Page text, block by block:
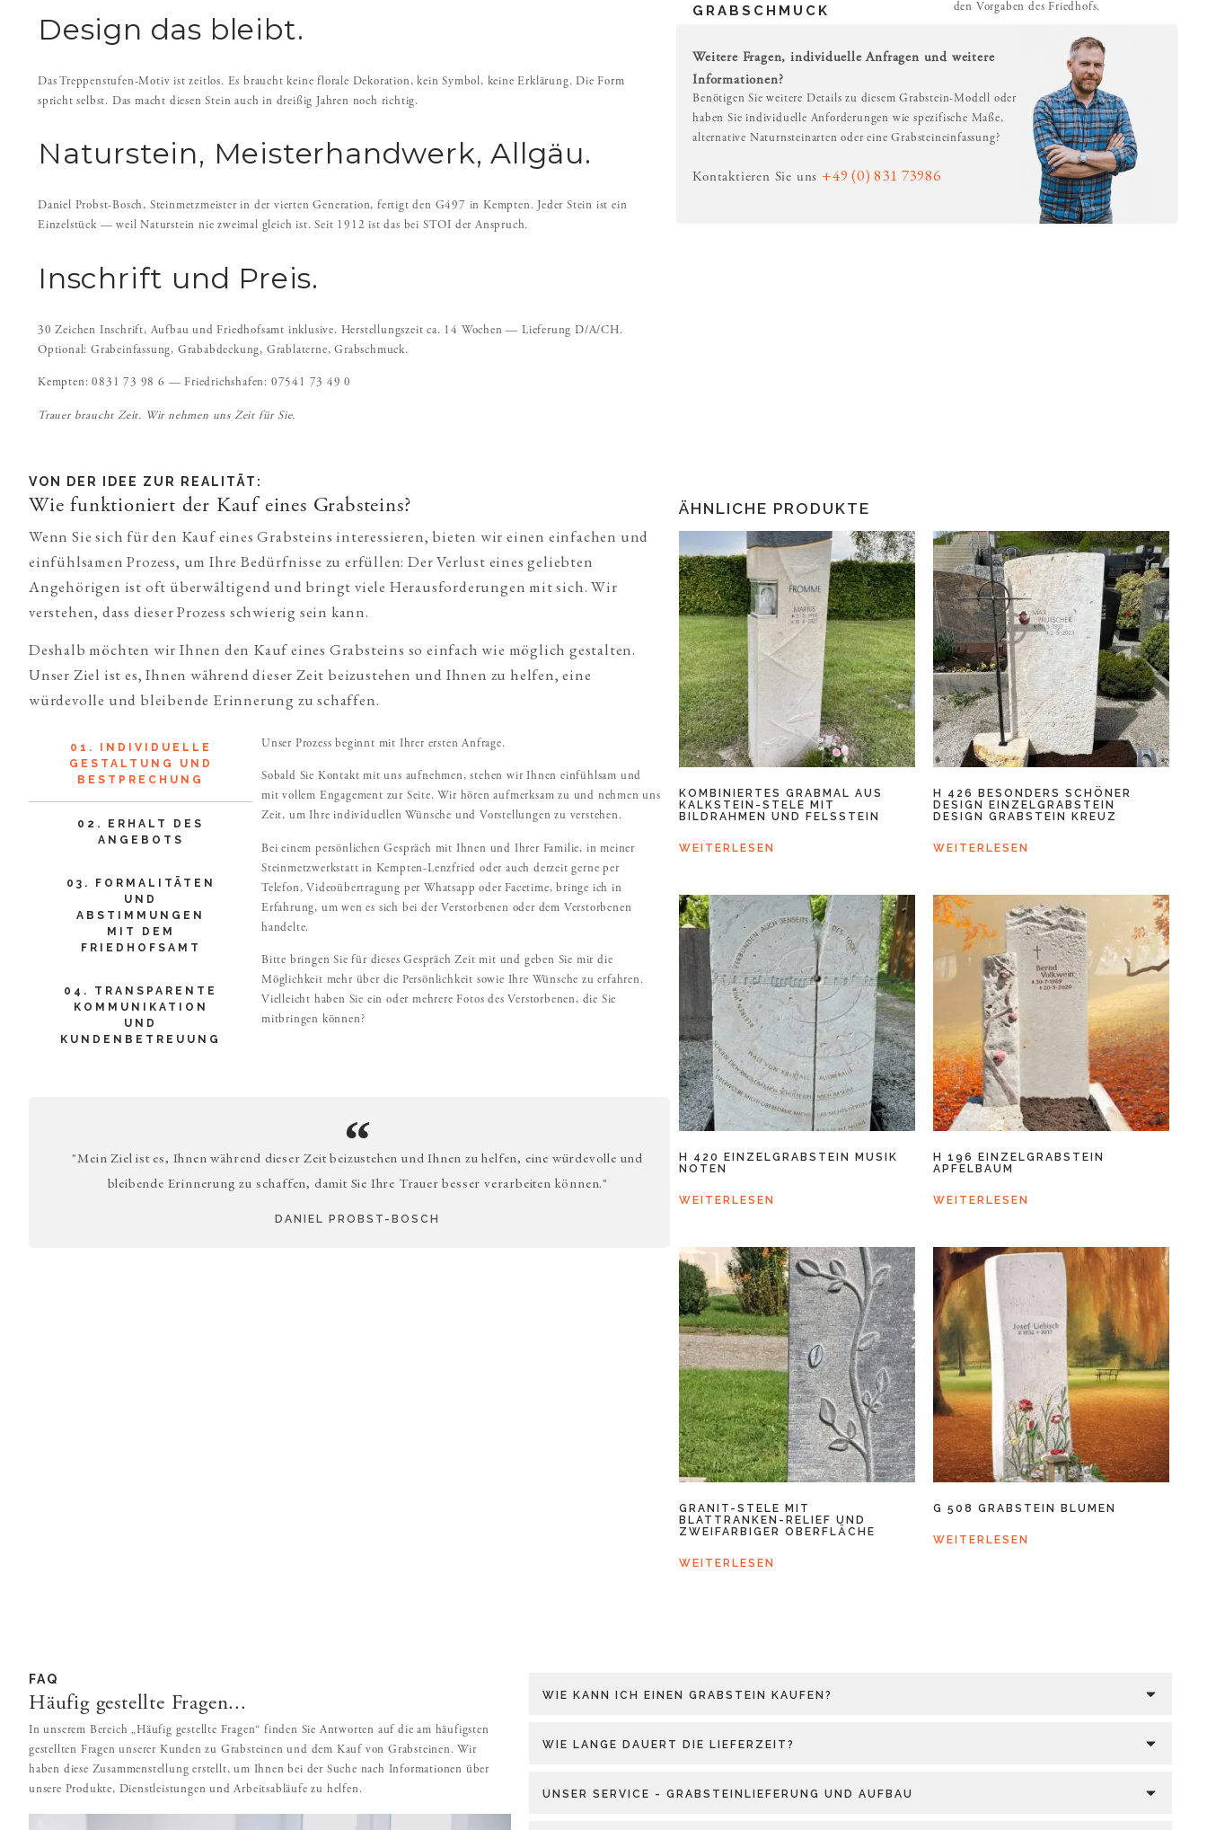
Design das bleibt.
Das Treppenstufen-Motiv ist zeitlos. Es braucht keine florale Dekoration, kein Symbol, keine Erklärung. Die Form
spricht selbst. Das macht diesen Stein auch in dreißig Jahren noch richtig.
Naturstein, Meisterhandwerk, Allgäu.
Daniel Probst-Bosch, Steinmetzmeister in der vierten Generation, fertigt den G497 in Kempten. Jeder Stein ist ein
Einzelstück — weil Naturstein nie zweimal gleich ist. Seit 1912 ist das bei STOI der Anspruch.
Inschrift und Preis.
30 Zeichen Inschrift, Aufbau und Friedhofsamt inklusive. Herstellungszeit ca. 14 Wochen — Lieferung D/A/CH.
Optional: Grabeinfassung, Grababdeckung, Grablaterne, Grabschmuck.
Kempten: 0831 73 98 6 — Friedrichshafen: 07541 73 49 0
Trauer braucht Zeit. Wir nehmen uns Zeit für Sie.
GRABSCHMUCK
den Vorgaben des Friedhofs.
Weitere Fragen, individuelle Anfragen und weitere
Informationen?
Benötigen Sie weitere Details zu diesem Grabstein-Modell oder
haben Sie individuelle Anforderungen wie spezifische Maße,
alternative Naturnsteinarten oder eine Grabsteineinfassung?
Kontaktieren Sie uns +49 (0) 831 73986
VON DER IDEE ZUR REALITÄT:
Wie funktioniert der Kauf eines Grabsteins?
Wenn Sie sich für den Kauf eines Grabsteins interessieren, bieten wir einen einfachen und
einfühlsamen Prozess, um Ihre Bedürfnisse zu erfüllen: Der Verlust eines geliebten
Angehörigen ist oft überwältigend und bringt viele Herausforderungen mit sich. Wir
verstehen, dass dieser Prozess schwierig sein kann.
Deshalb möchten wir Ihnen den Kauf eines Grabsteins so einfach wie möglich gestalten.
Unser Ziel ist es, Ihnen während dieser Zeit beizustehen und Ihnen zu helfen, eine
würdevolle und bleibende Erinnerung zu schaffen.
01. INDIVIDUELLE
GESTALTUNG UND
BESTPRECHUNG
02. ERHALT DES
ANGEBOTS
03. FORMALITÄTEN
UND
ABSTIMMUNGEN
MIT DEM
FRIEDHOFSAMT
04. TRANSPARENTE
KOMMUNIKATION
UND
KUNDENBETREUUNG
Unser Prozess beginnt mit Ihrer ersten Anfrage.
Sobald Sie Kontakt mit uns aufnehmen, stehen wir Ihnen einfühlsam und
mit vollem Engagement zur Seite. Wir hören aufmerksam zu und nehmen uns
Zeit, um Ihre individuellen Wünsche und Vorstellungen zu verstehen.
Bei einem persönlichen Gespräch mit Ihnen und Ihrer Familie, in meiner
Steinmetzwerkstatt in Kempten-Lenzfried oder auch derzeit gerne per
Telefon, Videoübertragung per Whatsapp oder Facetime, bringe ich in
Erfahrung, um wen es sich bei der Verstorbenen oder dem Verstorbenen
handelte.
Bitte bringen Sie für dieses Gespräch Zeit mit und geben Sie mir die
Möglichkeit mehr über die Persönlichkeit sowie Ihre Wünsche zu erfahren.
Vielleicht haben Sie ein oder mehrere Fotos des Verstorbenen, die Sie
mitbringen können?
"Mein Ziel ist es, Ihnen während dieser Zeit beizustehen und Ihnen zu helfen, eine würdevolle und
bleibende Erinnerung zu schaffen, damit Sie Ihre Trauer besser verarbeiten können."
DANIEL PROBST-BOSCH
ÄHNLICHE PRODUKTE
KOMBINIERTES GRABMAL AUS
KALKSTEIN-STELE MIT
BILDRAHMEN UND FELSSTEIN
WEITERLESEN
H 426 BESONDERS SCHÖNER
DESIGN EINZELGRABSTEIN
DESIGN GRABSTEIN KREUZ
WEITERLESEN
H 420 EINZELGRABSTEIN MUSIK
NOTEN
WEITERLESEN
H 196 EINZELGRABSTEIN
APFELBAUM
WEITERLESEN
GRANIT-STELE MIT
BLATTRANKEN-RELIEF UND
ZWEIFARBIGER OBERFLÄCHE
WEITERLESEN
G 508 GRABSTEIN BLUMEN
WEITERLESEN
FAQ
Häufig gestellte Fragen...
In unserem Bereich „Häufig gestellte Fragen“ finden Sie Antworten auf die am häufigsten
gestellten Fragen unserer Kunden zu Grabsteinen und dem Kauf von Grabsteinen. Wir
haben diese Zusammenstellung erstellt, um Ihnen bei der Suche nach Informationen über
unsere Produkte, Dienstleistungen und Arbeitsabläufe zu helfen.
WIE KANN ICH EINEN GRABSTEIN KAUFEN?
WIE LANGE DAUERT DIE LIEFERZEIT?
UNSER SERVICE - GRABSTEINLIEFERUNG UND AUFBAU